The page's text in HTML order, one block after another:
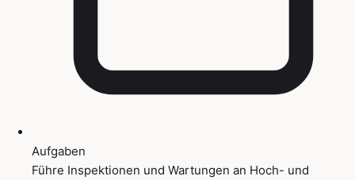
Aufgaben
Führe Inspektionen und Wartungen an Hoch- und